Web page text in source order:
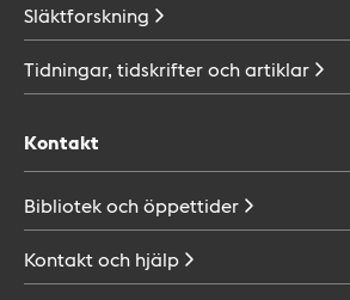
Släktforskning
Tidningar, tidskrifter ochartiklar
Kontakt
Bibliotek ochöppettider
Kontakt och hjälp